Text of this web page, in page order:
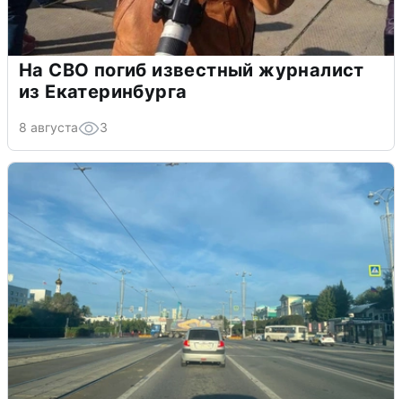
На СВО погиб известный журналист
из Екатеринбурга
8 августа 3